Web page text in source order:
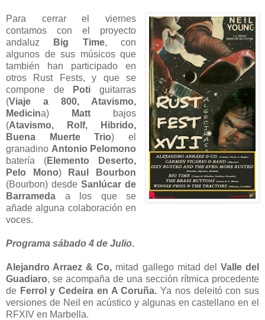
Para cerrar el viernes
contamos con el proyecto
andaluz
Big Time, con
algunos de sus músicos que
también han participado en
otros Rust Fests, y que se
compone de
Potiguitarras
(Viaje a 800, Atavismo,
Medicina) Matt bajos
(Atavismo, Rolf, Hibrido,
Buena Muerte Trio) el
granadino Antonio Pelomono
batería (Elemento Deserto,
Pelo Mono)
Raul Bourbon
(Bourbon) desdeSanlúcar de
Barrameda a los que se
añade alguna colaboración en
voces.
Programa sábado 4 de Julio.
Alejandro Arraez & Co, mitad gallego mitad del Valle del
Guadiaro, se acompaña de una sección rítmica procedente
de Ferrol y Cedeira en A Coruña.Ya nos deleitó con sus
versiones de Neil en acústico y algunas en castellano en el
RFXIV en Marbella.